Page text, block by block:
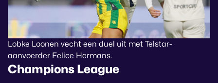
Lobke Loonen vecht een duel uit met Telstar-
aanvoerder Felice Hermans.
Champions League